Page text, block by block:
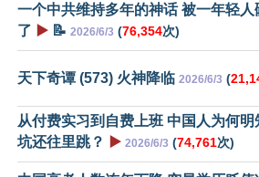
一个中共维持多年的神话 被一年轻人
了 ▶️ 📝 2026/6/3 (76,354次)
天下奇谭 (573) 火神降临 2026/6/3 (
从付费实习到自费上班 中国人为何明
坑还往里跳？
▶️ 2026/6/3 (74,761次)